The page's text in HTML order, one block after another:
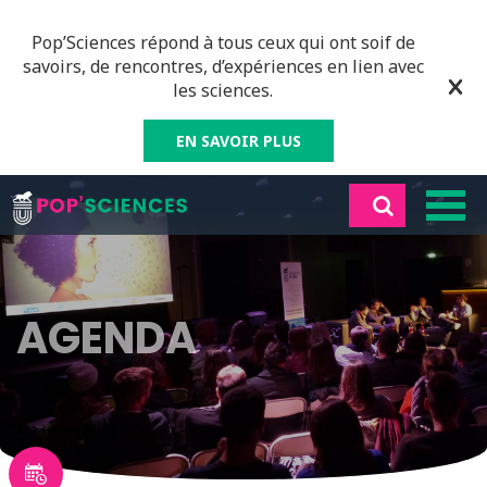
Pop’Sciences répond à tous ceux qui ont soif de
savoirs, de rencontres, d’expériences en lien avec
les sciences.
EN SAVOIR PLUS
AGENDA